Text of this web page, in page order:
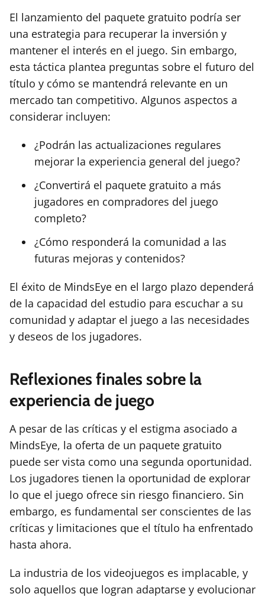
El lanzamiento del paquete gratuito podría ser
una estrategia para recuperar la inversión y
mantener el interés en el juego. Sin embargo,
esta táctica plantea preguntas sobre el futuro del
título y cómo se mantendrá relevante en un
mercado tan competitivo. Algunos aspectos a
considerar incluyen:
¿Podrán las actualizaciones regulares
mejorar la experiencia general del juego?
¿Convertirá el paquete gratuito a más
jugadores en compradores del juego
completo?
¿Cómo responderá la comunidad a las
futuras mejoras y contenidos?
El éxito de MindsEye en el largo plazo dependerá
de la capacidad del estudio para escuchar a su
comunidad y adaptar el juego a las necesidades
y deseos de los jugadores.
Reflexiones finales sobre la
experiencia de juego
A pesar de las críticas y el estigma asociado a
MindsEye, la oferta de un paquete gratuito
puede ser vista como una segunda oportunidad.
Los jugadores tienen la oportunidad de explorar
lo que el juego ofrece sin riesgo financiero. Sin
embargo, es fundamental ser conscientes de las
críticas y limitaciones que el título ha enfrentado
hasta ahora.
La industria de los videojuegos es implacable, y
solo aquellos que logran adaptarse y evolucionar